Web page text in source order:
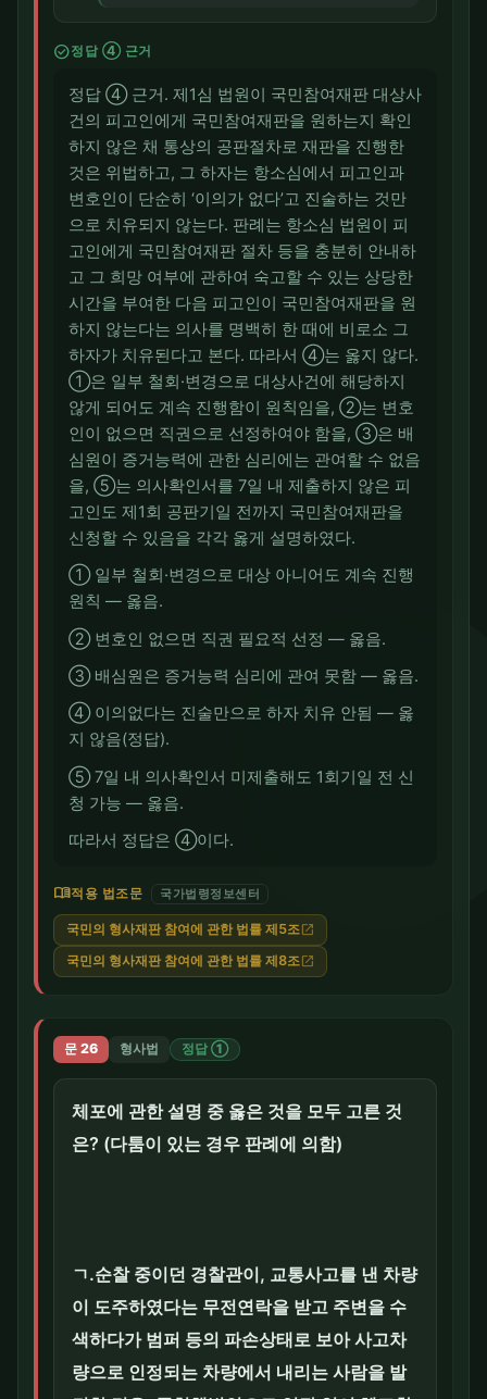
check_circle정답 ④ 근거
정답 ④ 근거. 제1심 법원이 국민참여재판 대상사
건의 피고인에게 국민참여재판을 원하는지 확인
하지 않은 채 통상의 공판절차로 재판을 진행한
것은 위법하고, 그 하자는 항소심에서 피고인과
변호인이 단순히 ‘이의가 없다’고 진술하는 것만
으로 치유되지 않는다. 판례는 항소심 법원이 피
고인에게 국민참여재판 절차 등을 충분히 안내하
고 그 희망 여부에 관하여 숙고할 수 있는 상당한
시간을 부여한 다음 피고인이 국민참여재판을 원
하지 않는다는 의사를 명백히 한 때에 비로소 그
하자가 치유된다고 본다. 따라서 ④는 옳지 않다.
①은 일부 철회·변경으로 대상사건에 해당하지
않게 되어도 계속 진행함이 원칙임을, ②는 변호
인이 없으면 직권으로 선정하여야 함을, ③은 배
심원이 증거능력에 관한 심리에는 관여할 수 없음
을, ⑤는 의사확인서를 7일 내 제출하지 않은 피
고인도 제1회 공판기일 전까지 국민참여재판을
신청할 수 있음을 각각 옳게 설명하였다.
① 일부 철회·변경으로 대상 아니어도 계속 진행
원칙 — 옳음.
② 변호인 없으면 직권 필요적 선정 — 옳음.
③ 배심원은 증거능력 심리에 관여 못함 — 옳음.
④ 이의없다는 진술만으로 하자 치유 안됨 — 옳
지 않음(정답).
⑤ 7일 내 의사확인서 미제출해도 1회기일 전 신
청 가능 — 옳음.
따라서 정답은 ④이다.
menu_book적용 법조문 국가법령정보센터
국민의 형사재판 참여에 관한 법률 제5조 open_in_new
국민의 형사재판 참여에 관한 법률 제8조 open_in_new
문 26 형사법 정답 ①
체포에 관한 설명 중 옳은 것을 모두 고른 것
은? (다툼이 있는 경우 판례에 의함)
ㄱ.순찰 중이던 경찰관이, 교통사고를 낸 차량
이 도주하였다는 무전연락을 받고 주변을 수
색하다가 범퍼 등의 파손상태로 보아 사고차
량으로 인정되는 차량에서 내리는 사람을 발